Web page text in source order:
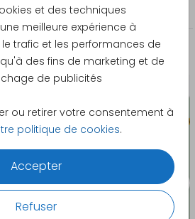
et des techniques
meilleure expérience à
trafic et les performances de
des fins de marketing et de
de publicités
ou retirer votre consentement à
politique de cookies.
Accepter
Refuser